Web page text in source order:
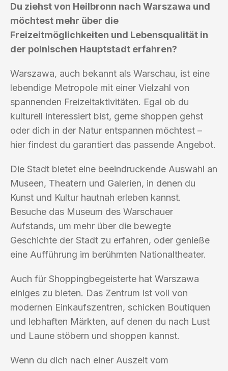
Du ziehst von Heilbronn nach Warszawa und
möchtest mehr über die
Freizeitmöglichkeiten und Lebensqualität in
der polnischen Hauptstadt erfahren?
Warszawa, auch bekannt als Warschau, ist eine
lebendige Metropole mit einer Vielzahl von
spannenden Freizeitaktivitäten. Egal ob du
kulturell interessiert bist, gerne shoppen gehst
oder dich in der Natur entspannen möchtest –
hier findest du garantiert das passende Angebot.
Die Stadt bietet eine beeindruckende Auswahl an
Museen, Theatern und Galerien, in denen du
Kunst und Kultur hautnah erleben kannst.
Besuche das Museum des Warschauer
Aufstands, um mehr über die bewegte
Geschichte der Stadt zu erfahren, oder genieße
eine Aufführung im berühmten Nationaltheater.
Auch für Shoppingbegeisterte hat Warszawa
einiges zu bieten. Das Zentrum ist voll von
modernen Einkaufszentren, schicken Boutiquen
und lebhaften Märkten, auf denen du nach Lust
und Laune stöbern und shoppen kannst.
Wenn du dich nach einer Auszeit vom